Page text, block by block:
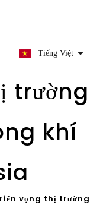
Tiếng Việt
trường
khí
vọng thị trường